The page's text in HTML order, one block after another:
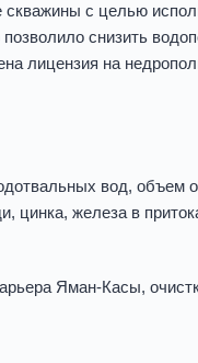
скважины с целью
снизить
лицензия на
вод, объем
цинка, железа в
Яман-Касы,